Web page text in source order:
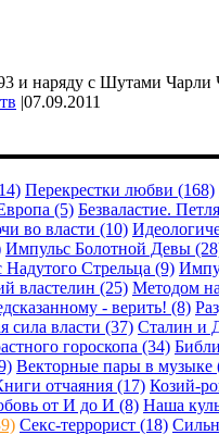
и наряду с Шутами
|07.09.2011
Перекрестки любви (168)
(5) Безваластие.
во власти (10)
Импульс Болотной Девы
Стрельца (9)
властелин (25) Методом
- верить! (8)
сила власти (37) Сталин и
гороскопа (34)
Векторные пары в музыке
отчаяния (17) Козий-
от И до И (8) Наша
Секс-террорист (18)